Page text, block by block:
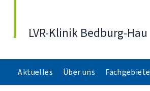
LVR-Klinik Bedburg-Hau
Aktuelles Über uns Fachgebiete